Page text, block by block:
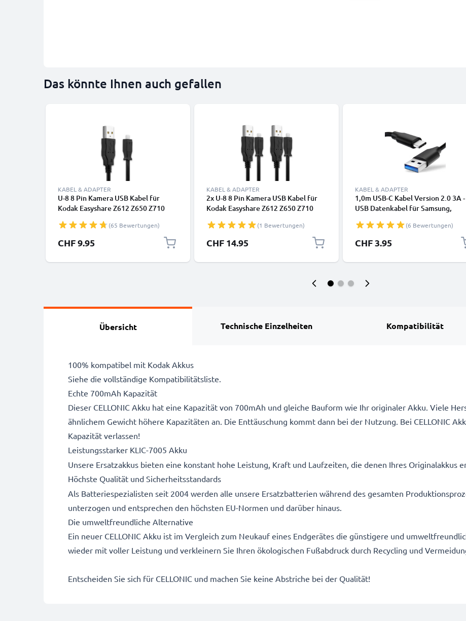
Das könnte Ihnen auch gefallen
KABEL & ADAPTER
U-8 8 Pin Kamera USB Kabel für
Kodak Easyshare Z612 Z650 Z710
ZX1 C713 C813 V10003 P880 P850
M753 M863 Video-/ Fotokameras - U-
8 Datenkabel 2.0, PVC Ladekabel
(65 Bewertungen)
CHF 9.95
KABEL & ADAPTER
2x U-8 8 Pin Kamera USB Kabel für
Kodak Easyshare Z612 Z650 Z710
ZX1 C713 C813 V10003 P880 P850
M753 M863 Video-/ Fotokameras - U-
8 Datenkabel 2.0, PVC Ladekabel
(1 Bewertungen)
CHF 14.95
KABEL & ADAPTER
1,0m USB-C Kabel Version 2.0 3A -
USB Datenkabel für Samsung,
Canon, Panasonic Lumix, Sony,
GoPro uvm PVC schwarz
(6 Bewertungen)
CHF 3.95
Übersicht Technische Einzelheiten Kompatibilität
100% kompatibel mit Kodak Akkus
Siehe die vollständige Kompatibilitätsliste.
Echte 700mAh Kapazität
Dieser CELLONIC Akku hat eine Kapazität von 700mAh und gleiche Bauform wie Ihr originaler Akku. Viele
ähnlichem Gewicht höhere Kapazitäten an. Die Enttäuschung kommt dann bei der Nutzung. Bei CELLONIC
Kapazität verlassen!
Leistungsstarker KLIC-7005 Akku
Unsere Ersatzakkus bieten eine konstant hohe Leistung, Kraft und Laufzeiten, die denen Ihres Originalakkus
Höchste Qualität und Sicherheitsstandards
Als Batteriespezialisten seit 2004 werden alle unsere Ersatzbatterien während des gesamten
unterzogen und entsprechen den höchsten EU-Normen und darüber hinaus.
Die umweltfreundliche Alternative
Ein neuer CELLONIC Akku ist im Vergleich zum Neukauf eines Endgerätes die günstigere und
wieder mit voller Leistung und verkleinern Sie Ihren ökologischen Fußabdruck durch Recycling und
Entscheiden Sie sich für CELLONIC und machen Sie keine Abstriche bei der Qualität!